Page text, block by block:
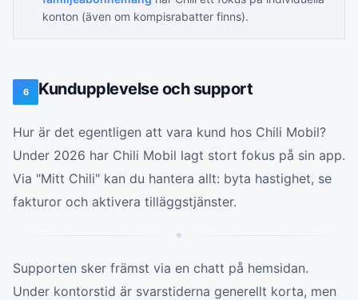
konton (även om kompisrabatter finns).
6 Kundupplevelse och support
Hur är det egentligen att vara kund hos Chili Mobil?
Under 2026 har Chili Mobil lagt stort fokus på sin app.
Via "Mitt Chili" kan du hantera allt: byta hastighet, se
fakturor och aktivera tilläggstjänster.
Supporten sker främst via en chatt på hemsidan.
Under kontorstid är svarstiderna generellt korta, men